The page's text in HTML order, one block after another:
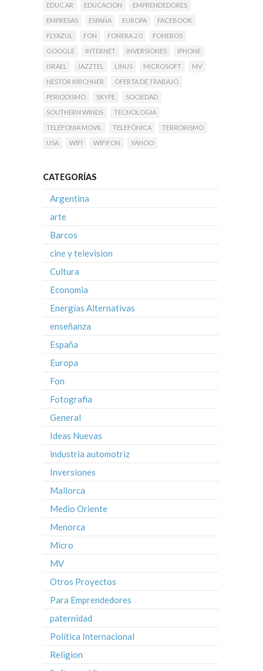
EDUC.AR
EDUCACION
EMPRENDEDORES
EMPRESAS
ESPAÑA EUROPA
FACEBOOK
FLYAZUL
FON FONERA 2.0
FONEROS
GOOGLE
INTERNET INVERSIONES
IPHONE
ISRAEL
JAZZTEL LINUS MICROSOFT
MV
NESTOR KIRCHNER
OFERTA DE TRABAJO
PERIODISMO
SKYPE
SOCIEDAD
SOUTHERN WINDS
TECNOLOGIA
TELEFONIA MOVIL
TELEFÓNICA
TERRORISMO
USA
WIFI WIFIFON YAHOO
CATEGORÍAS
Argentina
arte
Barcos
cine y television
Cultura
Economia
Energías Alternativas
enseñanza
España
Europa
Fon
Fotografia
General
Ideas Nuevas
industria automotriz
Inversiones
Mallorca
Medio Oriente
Menorca
Micro
MV
Otros Proyectos
Para Emprendedores
paternidad
Política Internacional
Religion